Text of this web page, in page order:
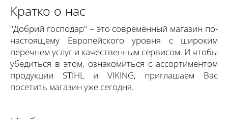
Кратко о нас
"Добрий господар" – это современный магазин по-
настоящему Европейского уровня с широким
перечнем услуг и качественным сервисом. И чтобы
убедиться в этом, ознакомиться с ассортиментом
продукции STIHL и VIKING, приглашаем Вас
посетить магазин уже сегодня.